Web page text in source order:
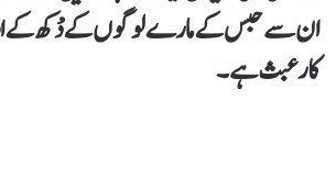
ان سے حبس کے مارے لوگوں کے دْکھ کے
کارعبث ہے۔